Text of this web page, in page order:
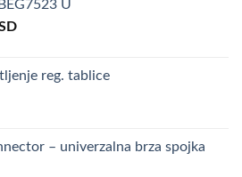
U
reg. tablice
– univerzalna brza spojka